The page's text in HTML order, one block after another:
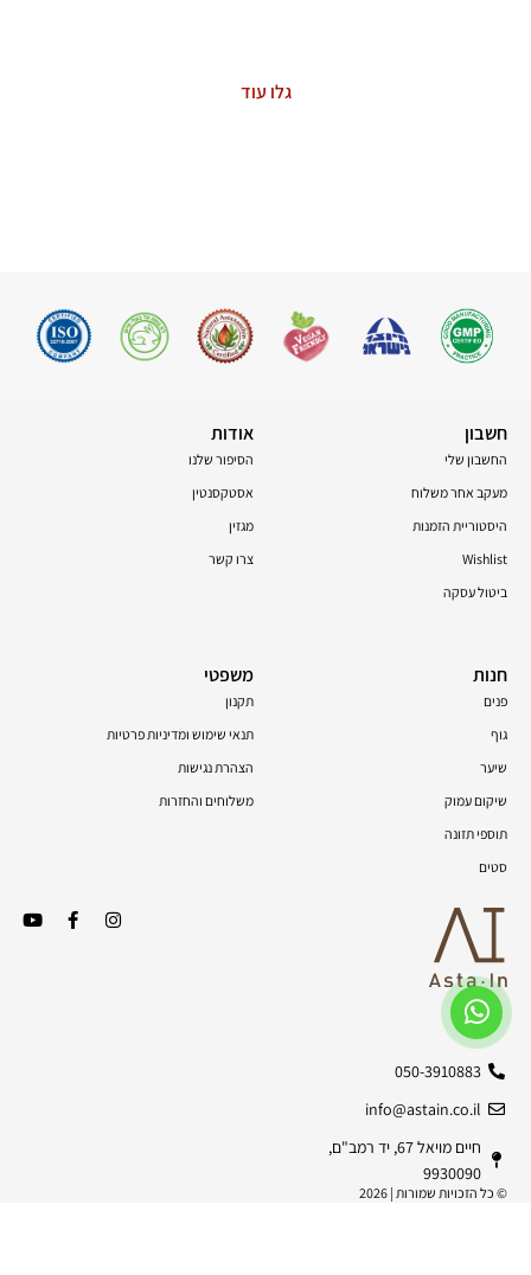
גלו עוד
050-3910883
info@astain.co.il
חיים מויאל 67, יד רמב"ם,
9930090
© כל הזכויות שמורות | 2026
חשבון
החשבון שלי
מעקב אחר משלוח
היסטוריית הזמנות
Wishlist
ביטול עסקה
אודות
הסיפור שלנו
אסטקסנטין
מגזין
צרו קשר
חנות
פנים
גוף
שיער
שיקום עמוק
תוספי תזונה
סטים
משפטי
תקנון
תנאי שימוש ומדיניות פרטיות
הצהרת נגישות
משלוחים והחזרות